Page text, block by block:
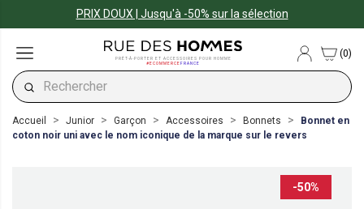
PRIX DOUX | Jusqu'à -50% sur la sélection
PRÊT-À-PORTER ET ACCESSOIRES POUR HOMME
#ECOMMERCEFRANCE
(0)
Accueil Junior Garçon Accessoires Bonnets
Bonnet en
coton noir uni avec le nom iconique de la marque sur le revers
-50%